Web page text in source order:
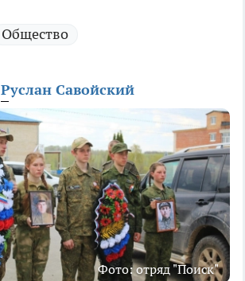
Общество
Руслан Савойский
Фото: отряд "Поиск"